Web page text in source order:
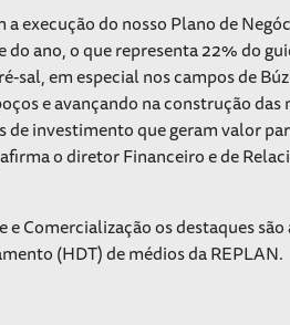
execução do nosso Plano de
ano, o que representa 22% do
sal, em especial nos campos de
e avançando na construção
investimento que geram valor
o diretor Financeiro e de
Comercialização os destaques são
(HDT) de médios da REPLAN.